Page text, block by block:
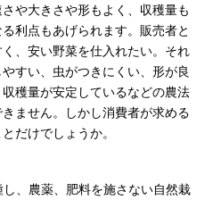
や大きさや形もよく、収穫量も
利点もあげられます。販売者と
、安い野菜を仕入れたい。それ
すい、虫がつきにくい、形が良
穫量が安定しているなどの農法
ません。しかし消費者が求める
だけでしょうか。
、農薬、肥料を施さない自然栽